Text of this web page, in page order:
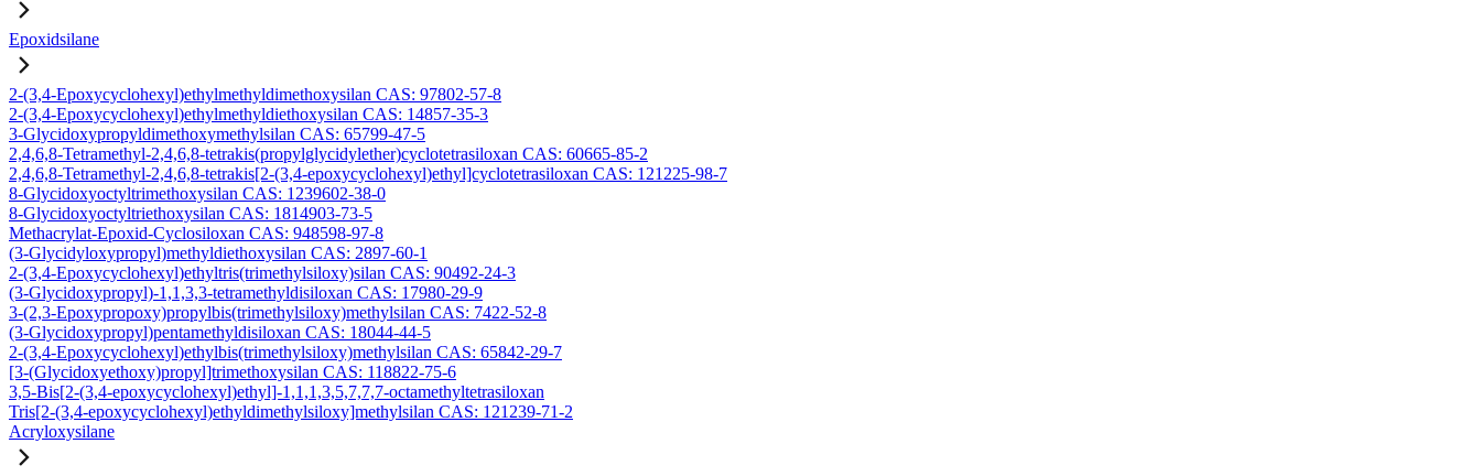
Epoxidsilane
2-(3,4-Epoxycyclohexyl)ethylmethyldimethoxysilan CAS: 97802-57-8
2-(3,4-Epoxycyclohexyl)ethylmethyldiethoxysilan CAS: 14857-35-3
3-Glycidoxypropyldimethoxymethylsilan CAS: 65799-47-5
2,4,6,8-Tetramethyl-2,4,6,8-tetrakis(propylglycidylether)cyclotetrasiloxan CAS: 60665-85-2
2,4,6,8-Tetramethyl-2,4,6,8-tetrakis[2-(3,4-epoxycyclohexyl)ethyl]cyclotetrasiloxan CAS: 121225-98-7
8-Glycidoxyoctyltrimethoxysilan CAS: 1239602-38-0
8-Glycidoxyoctyltriethoxysilan CAS: 1814903-73-5
Methacrylat-Epoxid-Cyclosiloxan CAS: 948598-97-8
(3-Glycidyloxypropyl)methyldiethoxysilan CAS: 2897-60-1
2-(3,4-Epoxycyclohexyl)ethyltris(trimethylsiloxy)silan CAS: 90492-24-3
(3-Glycidoxypropyl)-1,1,3,3-tetramethyldisiloxan CAS: 17980-29-9
3-(2,3-Epoxypropoxy)propylbis(trimethylsiloxy)methylsilan CAS: 7422-52-8
(3-Glycidoxypropyl)pentamethyldisiloxan CAS: 18044-44-5
2-(3,4-Epoxycyclohexyl)ethylbis(trimethylsiloxy)methylsilan CAS: 65842-29-7
[3-(Glycidoxyethoxy)propyl]trimethoxysilan CAS: 118822-75-6
3,5-Bis[2-(3,4-epoxycyclohexyl)ethyl]-1,1,1,3,5,7,7,7-octamethyltetrasiloxan
Tris[2-(3,4-epoxycyclohexyl)ethyldimethylsiloxy]methylsilan CAS: 121239-71-2
Acryloxysilane